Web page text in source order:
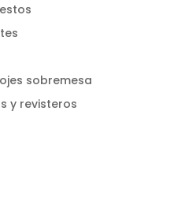
sobremesa
y revisteros